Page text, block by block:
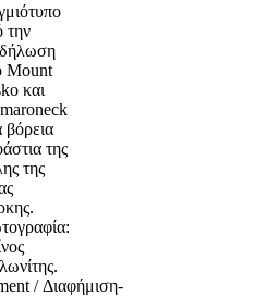
την
Mount
και
βόρεια
της
της
/ Διαφήμιση-